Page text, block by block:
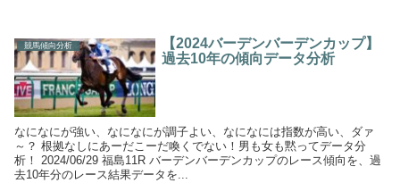
競馬傾向分析
【2024バーデンバーデンカップ】
過去10年の傾向データ分析
なになにが強い、なになにが調子よい、なになには指数が高い、ダァ
～？ 根拠なしにあーだこーだ喚くでない！男も女も黙ってデータ分
析！ 2024/06/29 福島11R バーデンバーデンカップのレース傾向を、過
去10年分のレース結果データを...